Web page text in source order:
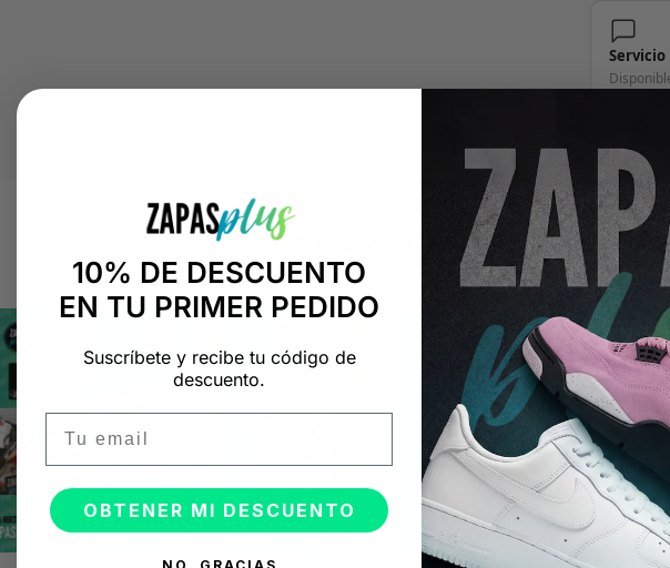
Servicio
+14.000 PERSONAS CONFÍAN EN
"Consulta nuestras reseñas y compruébalo tú mismo"
10% DE DESCUENTO
EN TU PRIMER PEDIDO
Suscríbete y recibe tu código de
descuento.
OBTENER MI DESCUENTO